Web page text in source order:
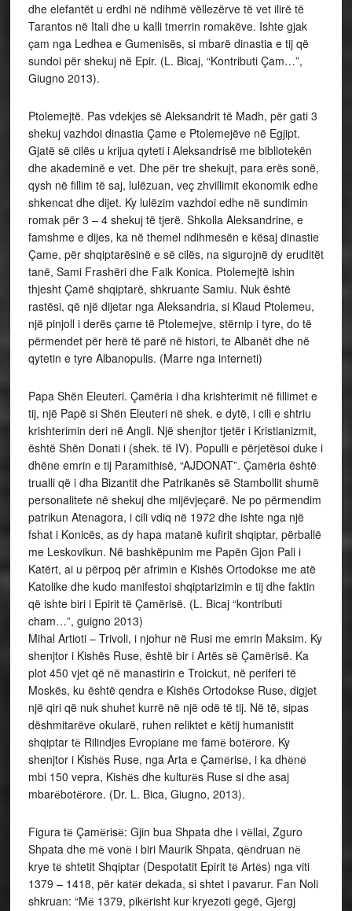
dhe elefantët u erdhi në ndihmë vëllezërve të vet ilirë të
Tarantos në Itali dhe u kalli tmerrin romakëve. Ishte gjak
çam nga Ledhea e Gumenisës, si mbarë dinastia e tij që
sundoi për shekuj në Epir. (L. Bicaj, “Kontributi Çam…”,
Giugno 2013).
Ptolemejtë. Pas vdekjes së Aleksandrit të Madh, për gati 3
shekuj vazhdoi dinastia Çame e Ptolemejëve në Egjipt.
Gjatë së cilës u krijua qyteti i Aleksandrisë me bibliotekën
dhe akademinë e vet. Dhe për tre shekujt, para erës sonë,
qysh në fillim të saj, lulëzuan, veç zhvillimit ekonomik edhe
shkencat dhe dijet. Ky lulëzim vazhdoi edhe në sundimin
romak për 3 – 4 shekuj të tjerë. Shkolla Aleksandrine, e
famshme e dijes, ka në themel ndihmesën e kësaj dinastie
Çame, për shqiptarësinë e së cilës, na sigurojnë dy eruditët
tanë, Sami Frashëri dhe Faik Konica. Ptolemejtë ishin
thjesht Çamë shqiptarë, shkruante Samiu. Nuk është
rastësi, që një dijetar nga Aleksandria, si Klaud Ptolemeu,
një pinjoll i derës çame të Ptolemejve, stërnip i tyre, do të
përmendet për herë të parë në histori, te Albanët dhe në
qytetin e tyre Albanopulis. (Marre nga interneti)
Papa Shën Eleuteri. Çamëria i dha krishterimit në fillimet e
tij, një Papë si Shën Eleuteri në shek. e dytë, i cili e shtriu
krishterimin deri në Angli. Një shenjtor tjetër i Kristianizmit,
është Shën Donati i (shek. të IV). Populli e përjetësoi duke i
dhëne emrin e tij Paramithisë, “AJDONAT”. Çamëria është
trualli që i dha Bizantit dhe Patrikanës së Stambollit shumë
personalitete në shekuj dhe mijëvjeçarë. Ne po përmendim
patrikun Atenagora, i cili vdiq në 1972 dhe ishte nga një
fshat i Konicës, as dy hapa matanë kufirit shqiptar, përballë
me Leskovikun. Në bashkëpunim me Papën Gjon Pali i
Katërt, ai u përpoq për afrimin e Kishës Ortodokse me atë
Katolike dhe kudo manifestoi shqiptarizimin e tij dhe faktin
që ishte biri i Epirit të Çamërisë. (L. Bicaj “kontributi
cham…”, guigno 2013)
Mihal Artioti – Trivoli, i njohur në Rusi me emrin Maksim. Ky
shenjtor i Kishës Ruse, është bir i Artës së Çamërisë. Ka
plot 450 vjet që në manastirin e Troickut, në periferi të
Moskës, ku është qendra e Kishës Ortodokse Ruse, digjet
një qiri që nuk shuhet kurrë në një odë të tij. Në të, sipas
dëshmitarëve okularë, ruhen reliktet e këtij humanistit
shqiptar tё Rilindjes Evropiane me famё botёrore. Ky
shenjtor i Kishёs Ruse, nga Arta e Çamёrisё, i ka dhёnё
mbi 150 vepra, Kishёs dhe kulturёs Ruse si dhe asaj
mbarёbotёrore. (Dr. L. Bica, Giugno, 2013).
Figura tё Çamёrisё: Gjin bua Shpata dhe i vёllai, Zguro
Shpata dhe mё vonё i biri Maurik Shpata, qёndruan nё
krye tё shtetit Shqiptar (Despotatit Epirit tё Artёs) nga viti
1379 – 1418, për katёr dekada, si shtet i pavarur. Fan Noli
shkruan: “Mё 1379, pikёrisht kur kryezoti gegë, Gjergj